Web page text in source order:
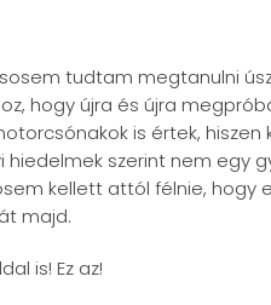
tudtam megtanulni
hogy újra és újra
is értek, hiszen
hiedelmek szerint nem egy
kellett attól félnie, hogy
majd.
is! Ez az!